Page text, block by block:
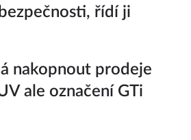
řídí ji
nakopnout prodeje
ale označení GTi